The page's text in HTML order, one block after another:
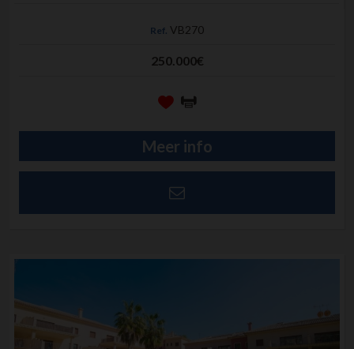
Ref. VB270
250.000€
Meer info